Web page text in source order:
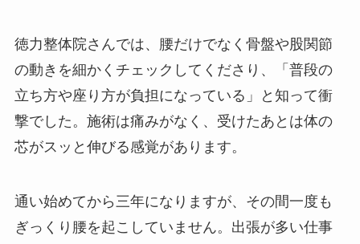
徳力整体院さんでは、腰だけでなく骨盤や股関節
の動きを細かくチェックしてくださり、「普段の
立ち方や座り方が負担になっている」と知って衝
撃でした。施術は痛みがなく、受けたあとは体の
芯がスッと伸びる感覚があります。
通い始めてから三年になりますが、その間一度も
ぎっくり腰を起こしていません。出張が多い仕事